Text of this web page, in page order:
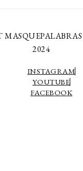
2024
INSTAGRAM
YOUTUBE
FACEBOOK